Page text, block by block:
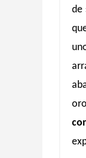
de